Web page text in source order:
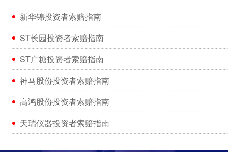
新华锦投资者索赔指南
ST长园投资者索赔指南
ST广糖投资者索赔指南
神马股份投资者索赔指南
高鸿股份投资者索赔指南
天瑞仪器投资者索赔指南